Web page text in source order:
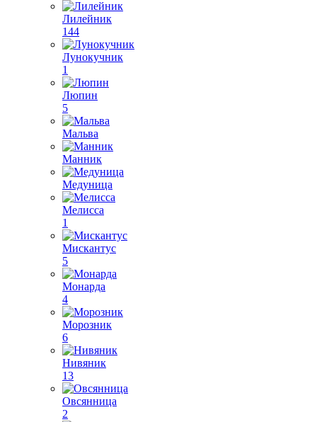
Лилейник
144
Лунокучник
1
Люпин
5
Мальва
Манник
Медуница
Мелисса
1
Мискантус
5
Монарда
4
Морозник
6
Нивяник
13
Овсянница
2